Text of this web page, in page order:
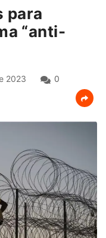
para
“anti-
2023
0